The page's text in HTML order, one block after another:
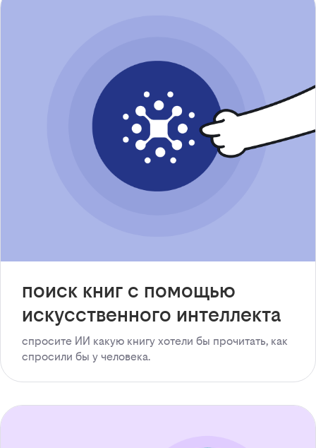
поиск книг с помощью
искусственного интеллекта
спросите ИИ какую книгу хотели бы прочитать, как
спросили бы у человека.